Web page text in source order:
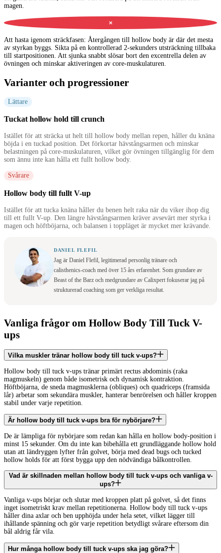
magen.
✕
Att hasta igenom sträckfasen: Återgången till hollow body är där det mesta
av styrkan byggs. Sikta på en kontrollerad 2-sekunders utsträckning tillbaka
till startpositionen. Att sjunka snabbt slösar bort den excentrella delen av
övningen och minskar aktiveringen av core-muskulaturen.
Varianter och progressioner
Lättare
Tuckat hollow hold till crunch
Istället för att sträcka ut helt till hollow body mellan repen, håller du knäna
böjda i en tuckad position. Det förkortar hävstångsarmen och minskar
belastningen på core-muskulaturen, vilket gör övningen tillgänglig för dem
som ännu inte kan hålla ett fullt hollow body.
Svårare
Hollow body till fullt V-up
Istället för att tucka knäna håller du benen helt raka när du viker ihop dig
till ett fullt V-up. Den längre hävstångsarmen kräver avsevärt mer styrka i
magen och höftböjarna, och balansen i toppläget är mycket mer krävande.
DANIEL FLEFIL
Jag är Daniel Flefil, legitimerad personlig tränare och
calisthenics-coach med över 15 års erfarenhet. Som grundare av
Beast of the Barz och medgrundare av Calixpert fokuserar jag på
strukturerad coaching som ger verkliga resultat.
Vanliga frågor om Hollow Body Till Tuck V-
ups
Vilka muskler tränar hollow body till tuck v-ups?
Hollow body till tuck v-ups tränar primärt rectus abdominis (raka
magmuskeln) genom både isometrisk och dynamisk kontraktion.
Höftböjarna, de sneda magmusklerna (obliques) och quadriceps (framsida
lår) arbetar som sekundära muskler, hanterar benrörelsen och håller kroppen
stabil under varje repetition.
Är hollow body till tuck v-ups bra för nybörjare?
De är lämpliga för nybörjare som redan kan hålla en hollow body-position i
minst 15 sekunder. Om du inte kan bibehålla ett grundläggande hollow hold
utan att ländryggen lyfter från golvet, börja med dead bugs och tucked
hollow holds för att först bygga upp den nödvändiga bålkontrollen.
Vad är skillnaden mellan hollow body till tuck v-ups och vanliga v-
ups?
Vanliga v-ups börjar och slutar med kroppen platt på golvet, så det finns
inget isometriskt krav mellan repetitionerna. Hollow body till tuck v-ups
håller dina axlar och ben upphöjda under hela setet, vilket lägger till
ihållande spänning och gör varje repetition betydligt svårare eftersom din
bål aldrig får vila.
Hur många hollow body till tuck v-ups ska jag göra?